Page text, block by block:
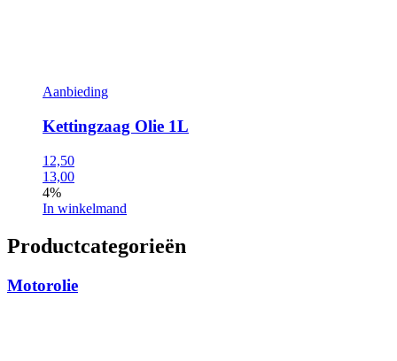
Aanbieding
Kettingzaag Olie 1L
12,50
13,00
4%
In winkelmand
Productcategorieën
Motorolie